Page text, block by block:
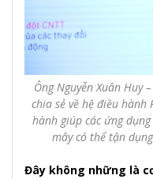
Ông Nguyễn Xuân Huy
chia sẻ về hệ điều hành
hành giúp các ứng
mây có thể tận
Đây không những là